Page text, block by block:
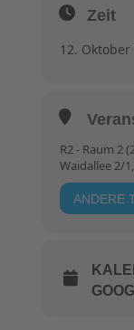
Zeit
12. Oktober
R2 - Raum 2
Waidallee 2/
ANDERE